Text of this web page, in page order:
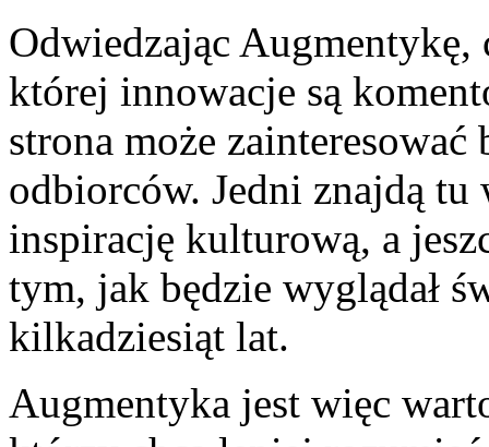
Odwiedzając
której innowacje są
strona może
odbiorców. Jedni znajdą
inspirację kulturową, a
tym, jak będzie wyglądał
kilkadziesiąt lat.
Augmentyka jest więc